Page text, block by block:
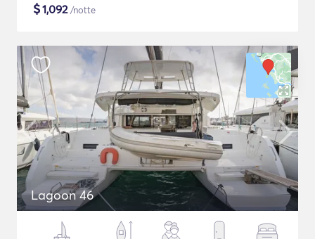
$1,092/notte
Lagoon 46